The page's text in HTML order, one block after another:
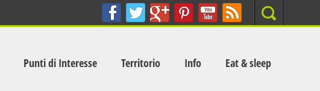
Search
Punti di Interesse Territorio Info Eat & sleep